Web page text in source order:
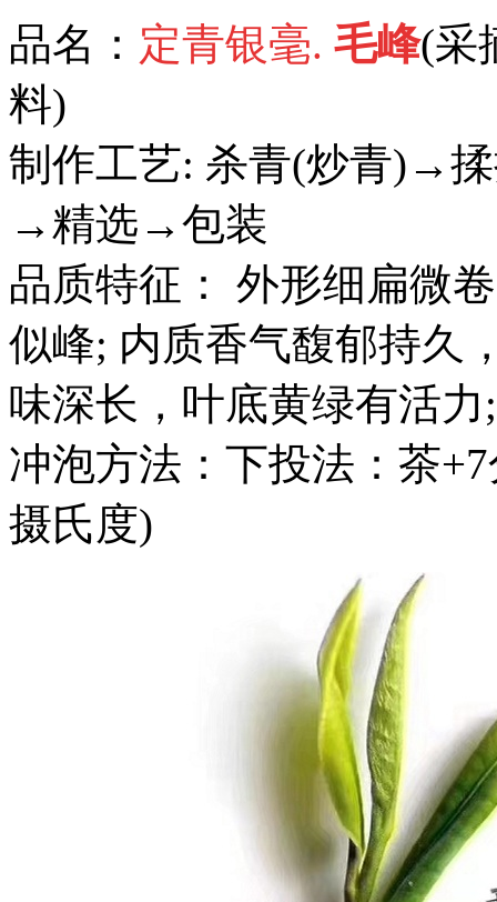
品名： 定青银毫. 毛峰(采
料)
制作工艺: 杀青(炒青)→
→精选→包装
品质特征： 外形细扁微
似峰; 内质香气馥郁持久
味深长，叶底黄绿有活力;
冲泡方法：下投法：茶
摄氏度)